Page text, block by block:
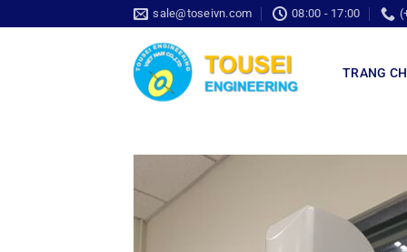
sale@toseivn.com 08:00 - 17:00
TRANG